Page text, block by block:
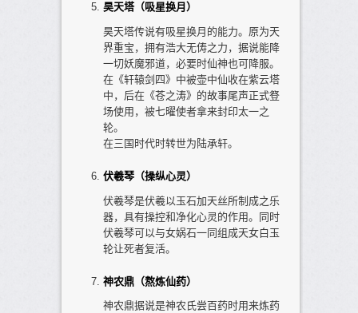
昊天塔（吸星换月）
昊天塔传说有吸星换月的能力。原为天
界重宝，拥有浩大无俦之力，据说能降
一切妖魔邪道，必要时仙神也可降服。
在《轩辕剑四》中被壶中仙收在紫云塔
中，后在《苍之涛》的故事尾声正式豋
场使用，被七曜使者拿来封印太一之
轮。
在三国时代时转世为陆承轩。
伏羲琴（操纵心灵）
伏羲琴是伏羲以玉石加天丝所制成之乐
器，具有操控和净化心灵的作用。同时
伏羲琴可以与女娲石一同组成天女白玉
轮让死者复活。
神农鼎（熬炼仙药）
神农鼎据说是神农氏尝百药时用来炼药